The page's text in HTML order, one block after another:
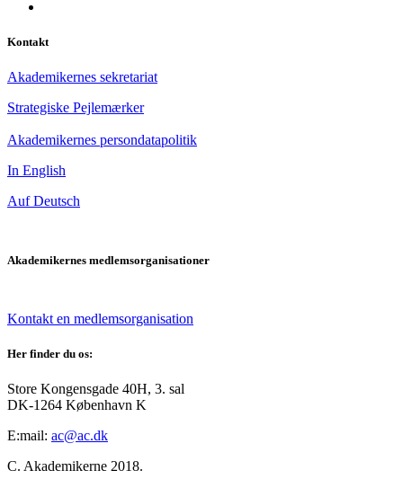
Kontakt
Akademikernes sekretariat
Strategiske Pejlemærker
Akademikernes persondatapolitik
In English
Auf Deutsch
Akademikernes medlemsorganisationer
Kontakt en medlemsorganisation
Her finder du os:
Store Kongensgade 40H, 3. sal
DK-1264 København K
E:mail: ac@ac.dk
C. Akademikerne 2018.